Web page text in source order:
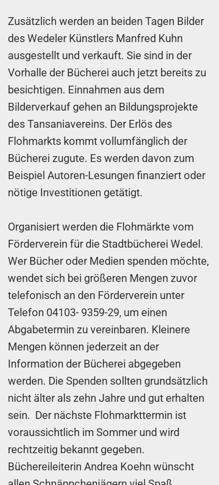
Zusätzlich werden an beiden Tagen Bilder
des Wedeler Künstlers Manfred Kuhn
ausgestellt und verkauft. Sie sind in der
Vorhalle der Bücherei auch jetzt bereits zu
besichtigen. Einnahmen aus dem
Bilderverkauf gehen an Bildungsprojekte
des Tansaniavereins. Der Erlös des
Flohmarkts kommt vollumfänglich der
Bücherei zugute. Es werden davon zum
Beispiel Autoren-Lesungen finanziert oder
nötige Investitionen getätigt.
Organisiert werden die Flohmärkte vom
Förderverein für die Stadtbücherei Wedel.
Wer Bücher oder Medien spenden möchte,
wendet sich bei größeren Mengen zuvor
telefonisch an den Förderverein unter
Telefon 04103- 9359-29, um einen
Abgabetermin zu vereinbaren. Kleinere
Mengen können jederzeit an der
Information der Bücherei abgegeben
werden. Die Spenden sollten grundsätzlich
nicht älter als zehn Jahre und gut erhalten
sein. Der nächste Flohmarkttermin ist
voraussichtlich im Sommer und wird
rechtzeitig bekannt gegeben.
Büchereileiterin Andrea Koehn wünscht